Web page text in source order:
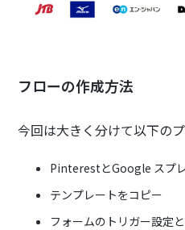
フローの作成方法
今回は大きく分けて以下の
PinterestとGoogle スプ
テンプレートをコピー
フォームのトリガー設定